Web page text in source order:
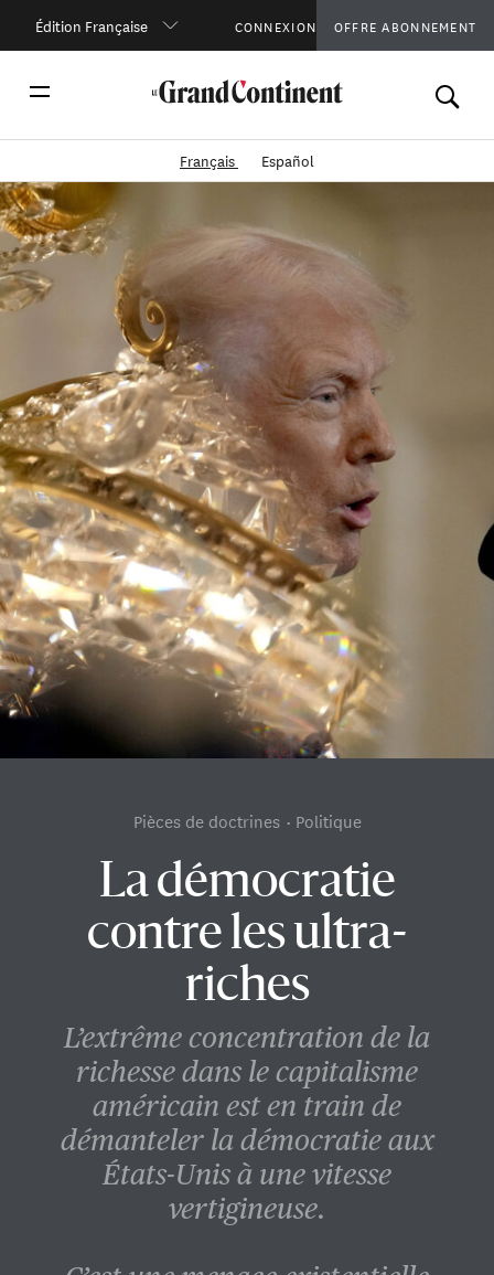
Édition Française CONNEXION OFFRE ABONNEMENT
Français Español
La démocratie
contre les ultra-
riches
L’extrême concentration de la
richesse dans le capitalisme
américain est en train de
démanteler la démocratie aux
États-Unis à une vitesse
vertigineuse.
Pièces de doctrines Politique